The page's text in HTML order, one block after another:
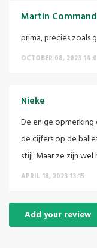
Martin
prima, precies zoals
OCTOBER 08, 2023
Nieke
De enige
de cijfers op de
stijl. Maar ze zijn
APRIL 18, 2023 13:15
Add your review